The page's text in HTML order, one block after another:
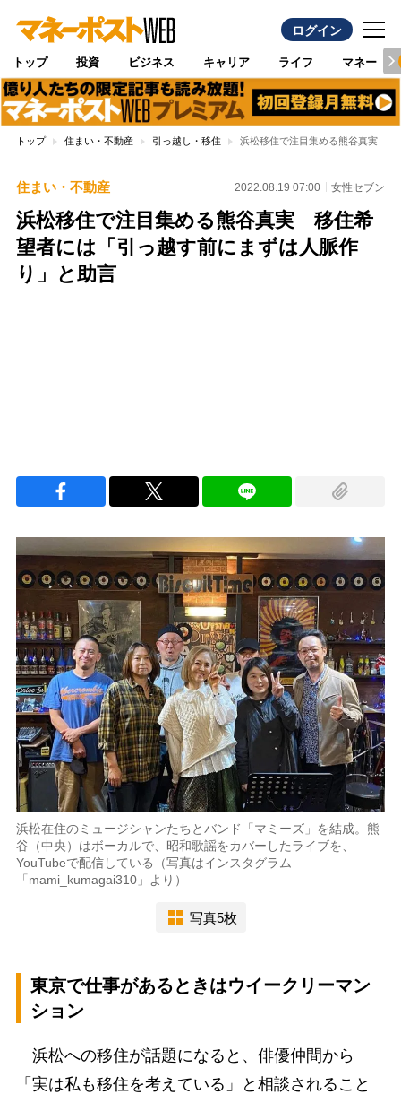
ログイン
トップ 投資 ビジネス キャリア ライフ マネー
トップ 住まい・不動産 引っ越し・移住 浜松移住で注目集める熊谷真実 移
住まい・不動産 2022.08.19 07:00 女性セブン
浜松移住で注目集める熊谷真実 移住希
望者には「引っ越す前にまずは人脈作
り」と助言
浜松在住のミュージシャンたちとバンド「マミーズ」を結成。熊
谷（中央）はボーカルで、昭和歌謡をカバーしたライブを、
YouTubeで配信している（写真はインスタグラム
「mami_kumagai310」より）
写真5枚
東京で仕事があるときはウイークリーマン
ション
浜松への移住が話題になると、俳優仲間から
「実は私も移住を考えている」と相談されること